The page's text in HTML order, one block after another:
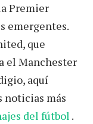
Premier
emergentes.
que
el Manchester
aquí
noticias más
del fútbol .